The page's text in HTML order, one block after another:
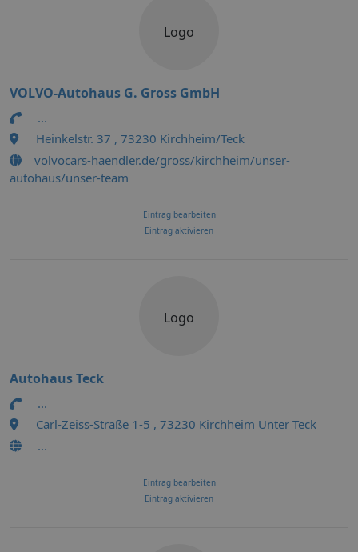
Logo
VOLVO-Autohaus G. Gross GmbH
...
Heinkelstr. 37 , 73230 Kirchheim/Teck
volvocars-haendler.de/gross/kirchheim/unser-
autohaus/unser-team
Eintrag bearbeiten
Eintrag aktivieren
Logo
Autohaus Teck
...
Carl-Zeiss-Straße 1-5 , 73230 Kirchheim Unter Teck
...
Eintrag bearbeiten
Eintrag aktivieren